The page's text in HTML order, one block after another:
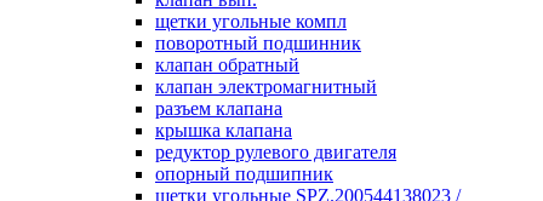
щетки угольные компл
поворотный подшинник
клапан обратный
клапан электромагнитный
разъем клапана
крышка клапана
редуктор рулевого двигателя
опорный подшипник
щетки угольные SPZ.200544138023 /